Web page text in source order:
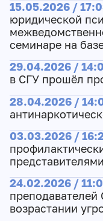
15.05.2026 /
юридической
семинаре на
29.04.2026 /
в СГУ прошёл
28.04.2026 /
03.03.2026 /
24.02.2026 /
возрастании